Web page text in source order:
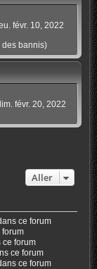
févr. 10, 2022
des bannis)
févr. 20, 2022
Aller
ce forum
forum
ce forum
ce forum
ce forum